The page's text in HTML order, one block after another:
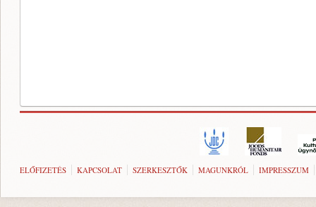
ELŐFIZETÉS KAPCSOLAT SZERKESZTŐK MAGUNKRÓL IMPRESSZUM